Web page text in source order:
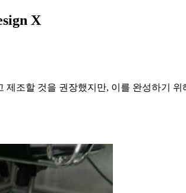
X
조할 것을 권장했지만, 이를 완성하기